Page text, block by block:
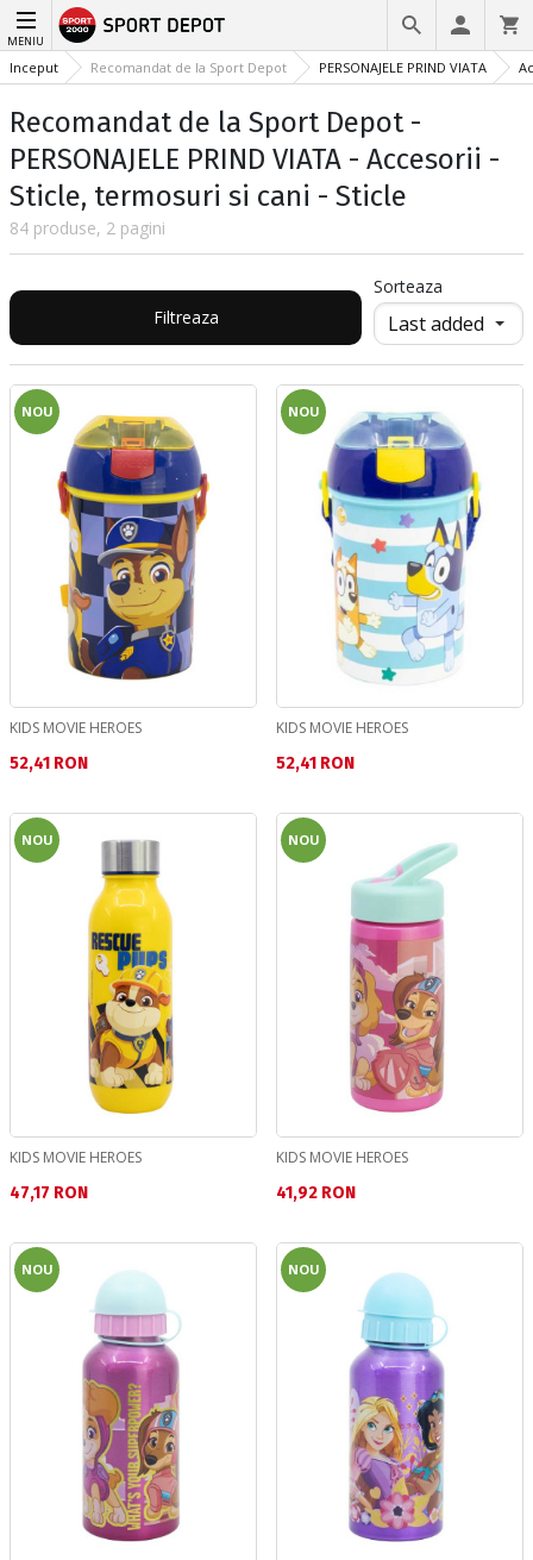
MENIU
Inceput Recomandat de la Sport Depot PERSONAJELE PRIND VIATA
Recomandat de la Sport Depot -
PERSONAJELE PRIND VIATA - Accesorii -
Sticle, termosuri si cani - Sticle
84 produse, 2 pagini
Filtreaza
Sorteaza
NOU
KIDS MOVIE HEROES
Текуща цена:
52,41 RON
NOU
KIDS MOVIE HEROES
Текуща цена:
52,41 RON
NOU
KIDS MOVIE HEROES
Текуща цена:
47,17 RON
NOU
KIDS MOVIE HEROES
Текуща цена:
41,92 RON
NOU NOU